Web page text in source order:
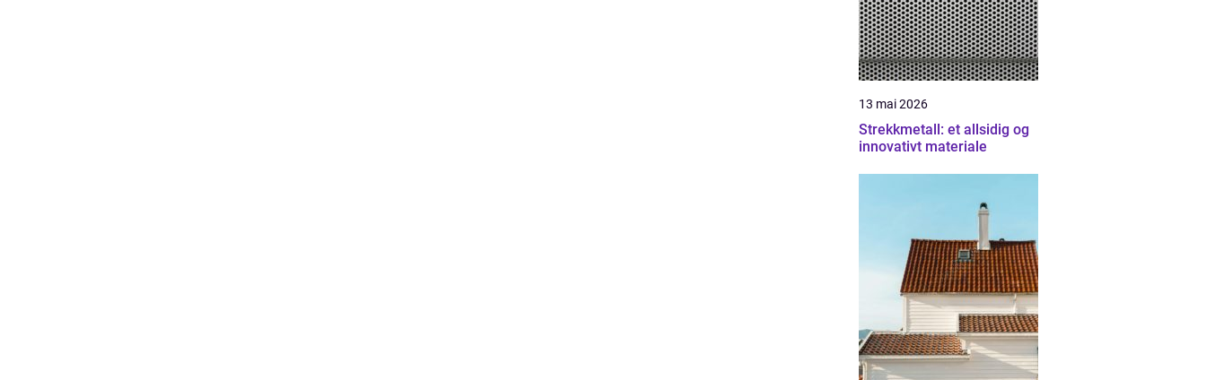
13 mai 2026
Strekkmetall: et allsidig og
innovativt materiale